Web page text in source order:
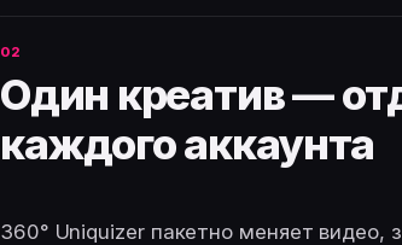
Один креатив —
каждого аккаунта
360° Uniquizer пакетно меняет